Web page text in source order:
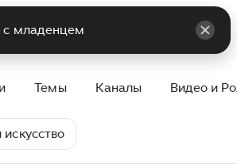
Темы Каналы Видео и
искусство